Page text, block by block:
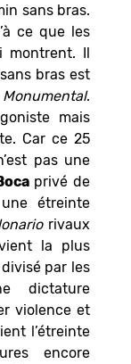
sans bras.
ce que les
Il
bras est
Monumental.
mais
Car ce 25
pas une
privé de
étreinte
rivaux
la plus
par les
dictature
violence et
l’étreinte
encore